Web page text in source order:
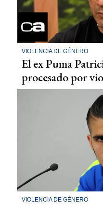
VIOLENCIA DE GÉNERO
El ex Puma
procesado por
VIOLENCIA DE GÉNERO